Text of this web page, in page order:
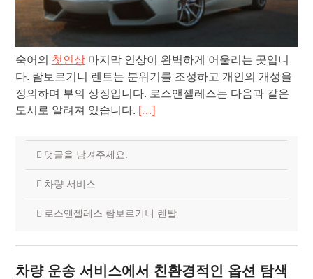
숙어의 첫인상마지막 인상이 완벽하게 어울리는 곳입니
다. 람보르기니 렌트는 분위기를 조성하고 개인의 개성을
정의하며 부의 상징입니다. 로스앤젤레스는 다음과 같은
도시로 알려져 있습니다. […]
댓글을 남겨주세요.
차량 서비스
로스앤젤레스 람보르기니 렌탈
차량 운송 서비스에서 친환경적인 옵션 탐색